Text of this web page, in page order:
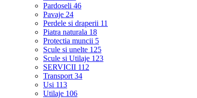
Pardoseli 46
Pavaje 24
Perdele si draperii 11
Piatra naturala 18
Protectia muncii 5
Scule si unelte 125
Scule si Utilaje 123
SERVICII 112
Transport 34
Usi 113
Utilaje 106